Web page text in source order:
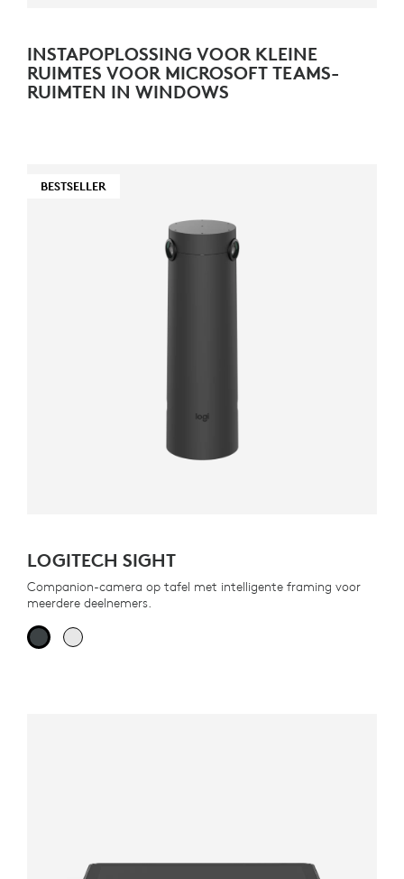
INSTAPOPLOSSING VOOR KLEINE
RUIMTES VOOR MICROSOFT TEAMS-
RUIMTEN IN WINDOWS
BESTSELLER
LOGITECH SIGHT
Companion-camera op tafel met intelligente framing voor
meerdere deelnemers.